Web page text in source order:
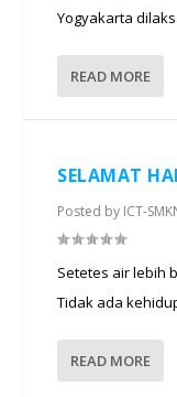
Yogyakarta
READ MORE
SELAMAT
Posted by ICT-
Setetes air lebih
Tidak ada
READ MORE